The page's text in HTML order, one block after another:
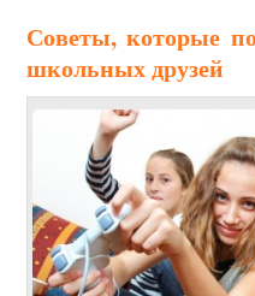
Советы, которые
школьных друзей